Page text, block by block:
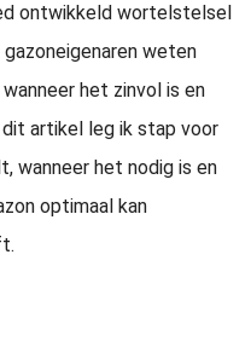
ontwikkeld wortelstelsel
gazoneigenaren weten
het zinvol is en
artikel leg ik stap voor
wanneer het nodig is en
optimaal kan